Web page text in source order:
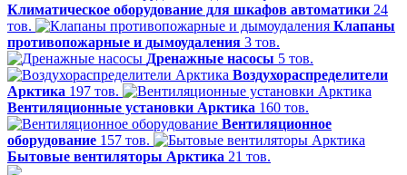
Климатическое оборудование для шкафов автоматики 24
тов.
Клапаны
противопожарные и дымоудаления 3 тов.
Дренажные насосы 5 тов.
Воздухораспределители
Арктика 197 тов.
Вентиляционные установки Арктика 160 тов.
Вентиляционное
оборудование 157 тов.
Бытовые вентиляторы Арктика 21 тов.